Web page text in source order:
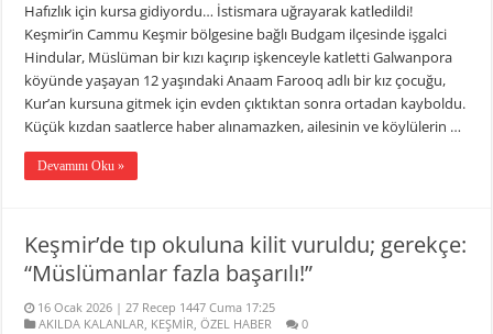
Hafızlık için kursa gidiyordu… İstismara uğrayarak katledildi!
Keşmir’in Cammu Keşmir bölgesine bağlı Budgam ilçesinde işgalci
Hindular, Müslüman bir kızı kaçırıp işkenceyle katletti Galwanpora
köyünde yaşayan 12 yaşındaki Anaam Farooq adlı bir kız çocuğu,
Kur’an kursuna gitmek için evden çıktıktan sonra ortadan kayboldu.
Küçük kızdan saatlerce haber alınamazken, ailesinin ve köylülerin …
Devamını Oku »
Keşmir’de tıp okuluna kilit vuruldu; gerekçe:
“Müslümanlar fazla başarılı!”
16 Ocak 2026 | 27 Recep 1447 Cuma 17:25
AKILDA KALANLAR, KEŞMİR,ÖZEL HABER 0